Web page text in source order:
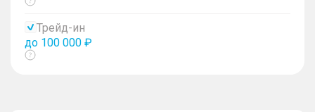
Показать
Трейд-ин
до 100 000 ₽
Показать